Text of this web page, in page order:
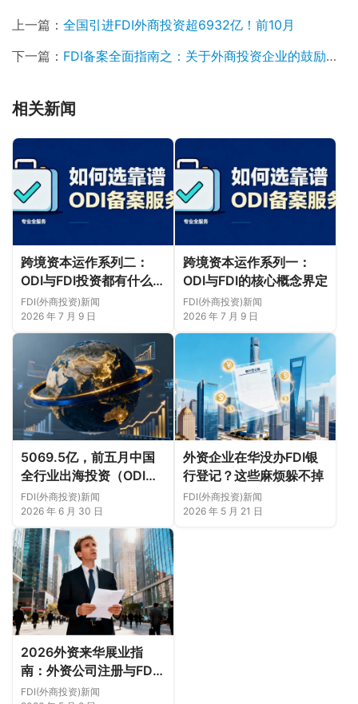
上一篇： 全国引进FDI外商投资超6932亿！前10月
下一篇： FDI备案全面指南之：关于外商投资企业的鼓励政策
相关新闻
跨境资本运作系列二：
ODI与FDI投资都有什么限
制？
FDI(外商投资)新闻
2026 年 7 月 9 日
跨境资本运作系列一：
ODI与FDI的核心概念界定
FDI(外商投资)新闻
2026 年 7 月 9 日
5069.5亿，前五月中国
全行业出海投资（ODI）
合作概况
FDI(外商投资)新闻
2026 年 6 月 30 日
外资企业在华没办FDI银
行登记？这些麻烦躲不掉
FDI(外商投资)新闻
2026 年 5 月 21 日
2026外资来华展业指
南：外资公司注册与FDI
办理全流程实务
FDI(外商投资)新闻